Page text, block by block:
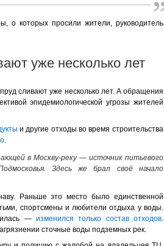
которых просили жители, руководитель
уже несколько лет
сливают уже несколько лет. А обращения
эпидемиологической угрозы жителей
и другие отходы во время строительства
.
в Москву-реку — источник питьевого
Здесь же брал своё начало
Раньше это место было единственной
спортсмены и любители отдыха у воды.
— изменился только состав отходов.
сточные воды подземных рек.